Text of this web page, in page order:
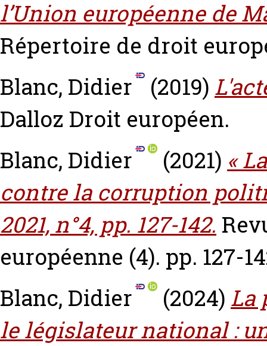
l’Union européenne de
Répertoire de droit
Blanc, Didier
(2019)
Dalloz Droit européen.
Blanc, Didier
(2021) «
contre la corruption
2021, n°4, pp. 127-142.
européenne (4). pp. 127-
Blanc, Didier
(2024) La
le législateur national :